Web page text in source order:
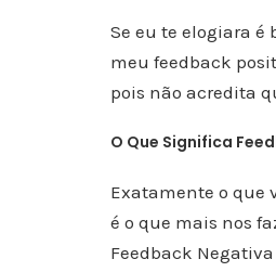
Se eu te elogiara é
meu feedback
pois não acredita
O Que Significa
Exatamente o que
é o que mais nos
Feedback